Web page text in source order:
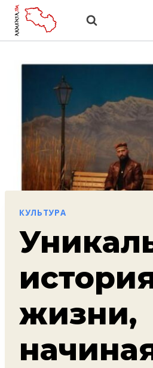
Перейти
КУЛЬТУРА
жизни,